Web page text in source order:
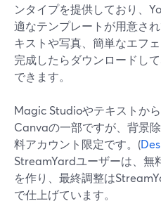
ンタイプを提供しており、
適なテンプレートが用意さ
キストや写真、簡単なエフ
完成したらダウンロードし
できます。
Magic Studioやテキストか
Canvaの一部ですが、背景
料アカウント限定です。(
StreamYardユーザーは、無
を作り、最終調整は
で仕上げています。